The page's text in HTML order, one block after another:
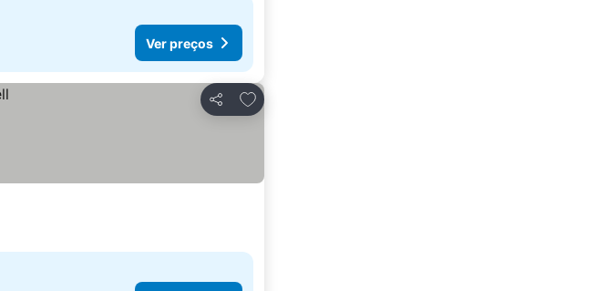
Ver preços
Partilhar
Adicionar aos favoritos